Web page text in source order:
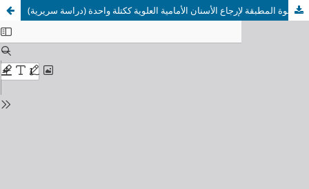
العلاقة ما بين القيم البدئية متغيرات بروفيل النسج الرخوة للبروفيل الوجهي وبين تخامد القوة المطبقة لإرجاع الأسنان الأمامية العلوية ككتلة واحدة (دراسة سريرية).